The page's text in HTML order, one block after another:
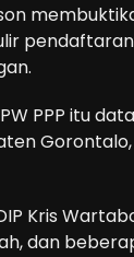
PPP itu
Kris
dan